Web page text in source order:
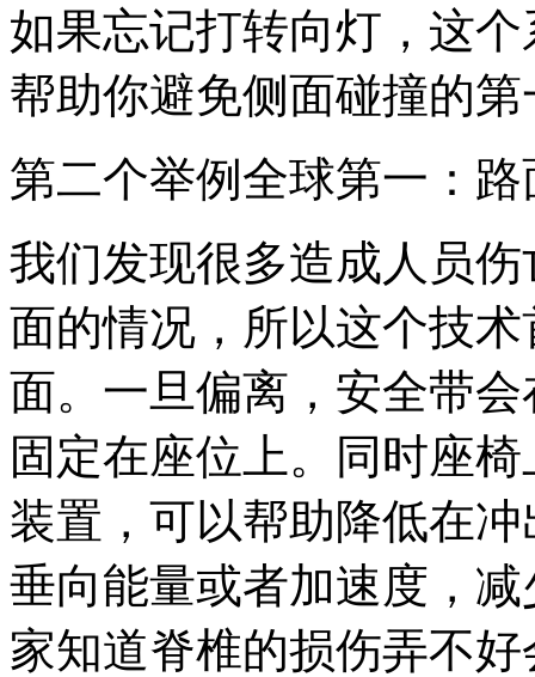
如果忘记打转向灯，这
帮助你避免侧面碰撞的第
第二个举例全球第一：
我们发现很多造成人员
面的情况，所以这个技
面。一旦偏离，安全带
固定在座位上。同时座
装置，可以帮助降低在
垂向能量或者加速度，
家知道脊椎的损伤弄不